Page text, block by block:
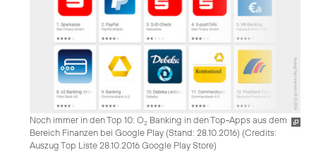
Noch immer in den Top 10: O2 Banking in den Top-Apps aus dem
Bereich Finanzen bei Google Play (Stand: 28.10.2016) (Credits:
Auszug Top Liste 28.10.2016 Google Play Store)